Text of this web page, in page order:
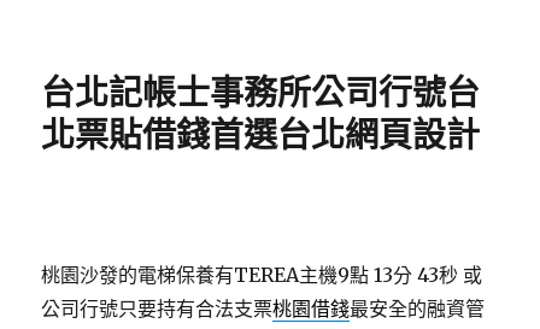
台北記帳士事務所公司行號台
北票貼借錢首選台北網頁設計
桃園沙發的電梯保養有TEREA主機9點 13分 43秒 或
公司行號只要持有合法支票桃園借錢最安全的融資管